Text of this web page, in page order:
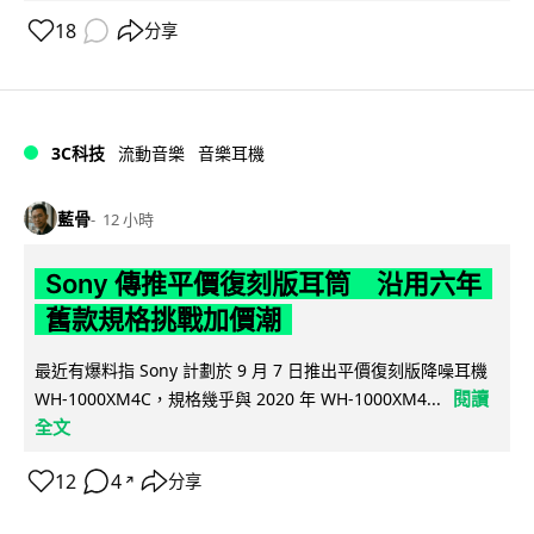
18 分享
3C科技 流動音樂 音樂耳機
藍骨 12 小時
Sony 傳推平價復刻版耳筒 沿用六年
舊款規格挑戰加價潮
最近有爆料指 Sony 計劃於 9 月 7 日推出平價復刻版降噪耳機
WH-1000XM4C，規格幾乎與 2020 年 WH-1000XM4...
閱讀
全文
12 4 ↗ 分享